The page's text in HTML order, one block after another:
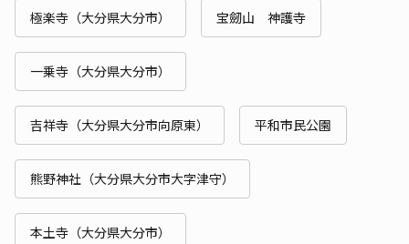
極楽寺（大分県大分市） 宝劒山 神護寺
一乗寺（大分県大分市）
吉祥寺（大分県大分市向原東） 平和市民公園
熊野神社（大分県大分市大字津守）
本土寺（大分県大分市）